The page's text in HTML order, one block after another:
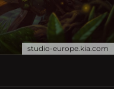
studio-europe.kia.com